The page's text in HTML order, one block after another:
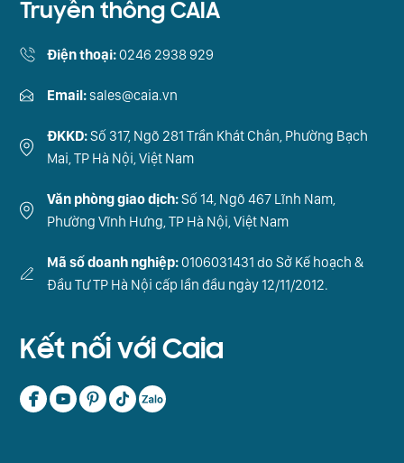
Truyền thông CAIA
Điện thoại:0246 2938 929
Email:sales@caia.vn
ĐKKD:Số 317, Ngõ 281 Trần Khát Chân, Phường Bạch
Mai, TP Hà Nội, Việt Nam
Văn phòng giao dịch:Số 14, Ngõ 467 Lĩnh Nam,
Phường Vĩnh Hưng, TP Hà Nội, Việt Nam
Mã số doanh nghiệp:0106031431 do Sở Kế hoạch &
Đầu Tư TP Hà Nội cấp lần đầu ngày 12/11/2012.
Kết nối với Caia